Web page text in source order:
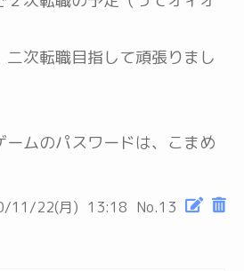
二次転職目指して頑張りまし
ームのパスワードは、こまめ
11/22(月) 13:18 No.13